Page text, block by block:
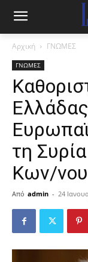
Αρχική ΓΝΩΜΕΣ
ΓΝΩΜΕΣ
τη
Κων/
Από admin - 24